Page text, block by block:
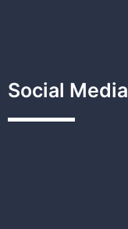
Social Media